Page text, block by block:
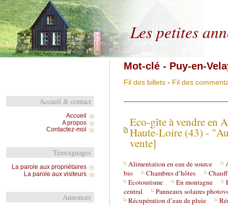
Les petites
Mot-clé - Puy-en-
Fil des billets- Fil des
Eco-gîte à vendre en
Haute-Loire (43) -
vente]
Alimentation en eau de source
bio
Chambres d’hôtes
Ecotourisme
En montagne
central
Panneaux solaires
Récupération d’eau de pluie
Accueil & contact
Accueil
A propos
Contactez-moi
Témoignages
La parole aux propriétaires
La parole aux visiteurs
Annonces